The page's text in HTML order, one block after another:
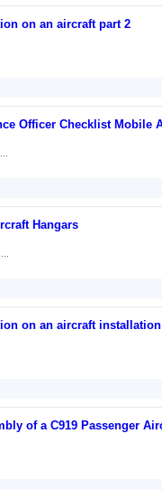
on an aircraft part 2
Officer Checklist Mobile
Hangars
on an aircraft
of a C919 Passenger